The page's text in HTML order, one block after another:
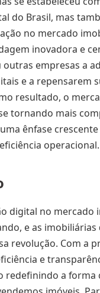
do Brasil, mas
no mercado
inovadora e
empresas a
e a repensarem
resultado, o
tornando mais
ênfase
operacional.
digital no mercado
e as
revolução. Com a
e
redefinindo a forma